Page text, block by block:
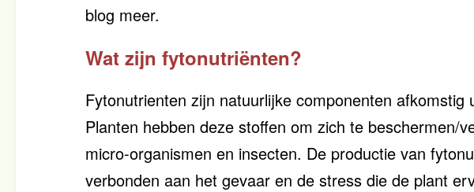
blog meer.
Wat zijn fytonutriënten?
Fytonutrienten zijn natuurlijke componenten afkomstig
Planten hebben deze stoffen om zich te beschermen/
micro-organismen en insecten. De productie van
verbonden aan het gevaar en de stress die de plant